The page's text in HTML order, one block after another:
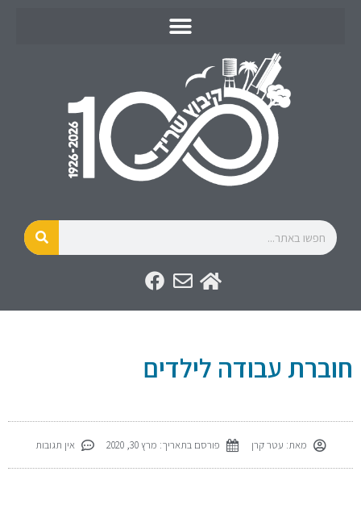
חוברת עבודה לילדים
מאת: עטר קרן פורסם בתאריך: מרץ 30, 2020 אין תגובות